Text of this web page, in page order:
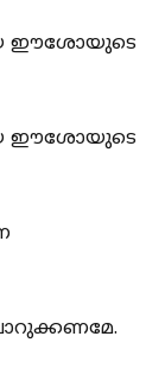
ഈശോയുടെ
ഈശോയുടെ